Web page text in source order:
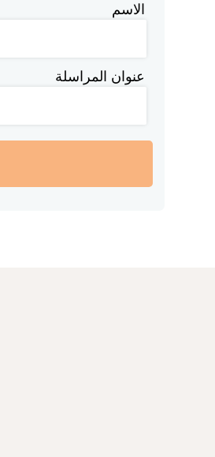
الاسم
عنوان المراسلة